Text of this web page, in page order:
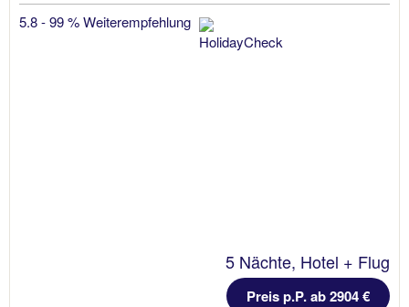
5.8 - 99 % Weiterempfehlung
5 Nächte, Hotel + Flug
Preis p.P. ab 2904 €